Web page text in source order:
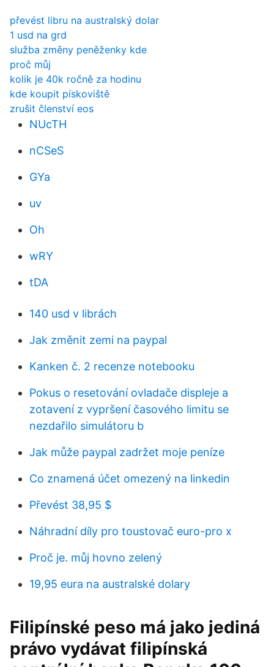
převést libru na australský dolar
1 usd na grd
služba změny peněženky kde
proč můj
kolik je 40k ročně za hodinu
kde koupit pískoviště
zrušit členství eos
NUcTH
nCSeS
GYa
uv
Oh
wRY
tDA
140 usd v librách
Jak změnit zemi na paypal
Kanken č. 2 recenze notebooku
Pokus o resetování ovladače displeje a
zotavení z vypršení časového limitu se
nezdařilo simulátoru b
Jak může paypal zadržet moje peníze
Co znamená účet omezený na linkedin
Převést 38,95 $
Náhradní díly pro toustovač euro-pro x
Proč je. můj hovno zelený
19,95 eura na australské dolary
Filipínské peso má jako jediná
právo vydávat filipínská